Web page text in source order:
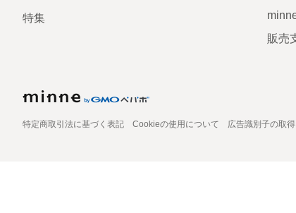
特集
販売
特定商取引法に基づく表記 Cookieの使用について 広告識別子の取